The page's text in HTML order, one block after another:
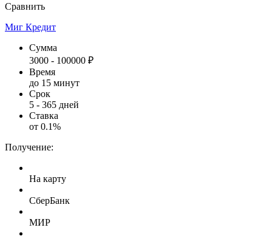
Сравнить
Миг Кредит
Сумма
3000 - 100000 ₽
Время
до 15 минут
Срок
5 - 365 дней
Ставка
от 0.1%
Получение:
На карту
СберБанк
МИР